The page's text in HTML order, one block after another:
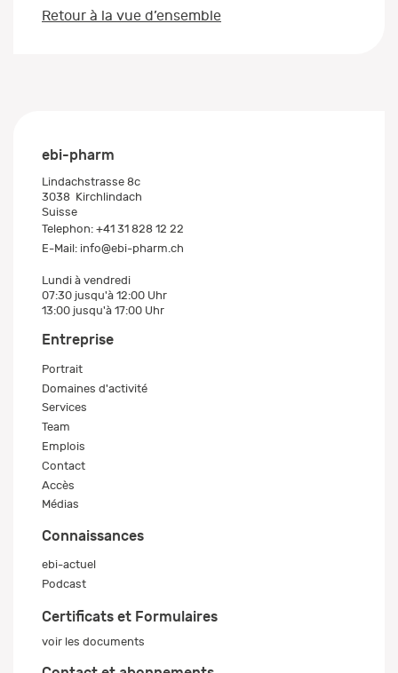
Retour à la vue d’ensemble
ebi-pharm
Lindachstrasse 8c
3038 Kirchlindach
Suisse
Telephon: +41 31 828 12 22
E-Mail: info@ebi-pharm.ch
Lundi à vendredi
07:30 jusqu'à 12:00 Uhr
13:00 jusqu'à 17:00 Uhr
Entreprise
Portrait
Domaines d'activité
Services
Team
Emplois
Contact
Accès
Médias
Connaissances
ebi-actuel
Podcast
Certificats et Formulaires
voir les documents